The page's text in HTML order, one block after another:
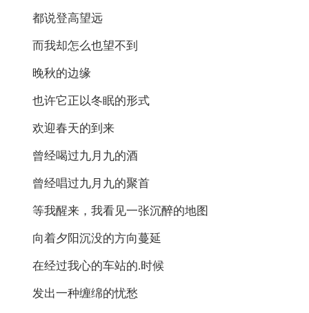
都说登高望远
而我却怎么也望不到
晚秋的边缘
也许它正以冬眠的形式
欢迎春天的到来
曾经喝过九月九的酒
曾经唱过九月九的聚首
等我醒来，我看见一张沉醉的地图
向着夕阳沉没的方向蔓延
在经过我心的车站的.时候
发出一种缠绵的忧愁